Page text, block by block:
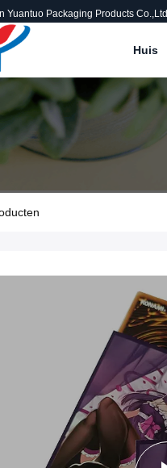
Yuantuo Packaging Products Co.,Ltd
Huis